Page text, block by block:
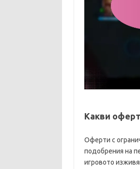
Какви
Оферти с
подобрения на
игровото